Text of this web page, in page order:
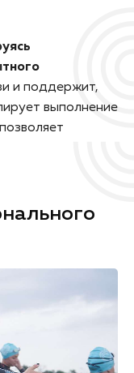
и поддержит,
выполнение